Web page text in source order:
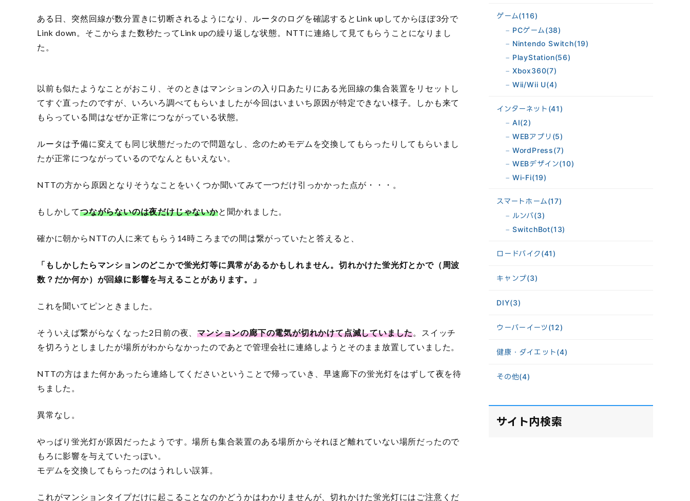
ある日、突然回線が数分置きに切断されるようになり、ルータのログを確認するとLink upしてからほぼ3分で
Link down。そこからまた数秒たってLink upの繰り返しな状態。NTTに連絡して見てもらうことになりまし
た。
以前も似たようなことがおこり、そのときはマンションの入り口あたりにある光回線の集合装置をリセットし
てすぐ直ったのですが、いろいろ調べてもらいましたが今回はいまいち原因が特定できない様子。しかも来て
もらっている間はなぜか正常につながっている状態。
ルータは予備に変えても同じ状態だったので問題なし、念のためモデムを交換してもらったりしてもらいまし
たが正常につながっているのでなんともいえない。
NTTの方から原因となりそうなことをいくつか聞いてみて一つだけ引っかかった点が・・・。
もしかしてつながらないのは夜だけじゃないかと聞かれました。
確かに朝からNTTの人に来てもらう14時ころまでの間は繋がっていたと答えると、
「もしかしたらマンションのどこかで蛍光灯等に異常があるかもしれません。切れかけた蛍光灯とかで（周波
数？だか何か）が回線に影響を与えることがあります。」
これを聞いてピンときました。
そういえば繋がらなくなった2日前の夜、マンションの廊下の電気が切れかけて点滅していました。スイッチ
を切ろうとしましたが場所がわからなかったのであとで管理会社に連絡しようとそのまま放置していました。
NTTの方はまた何かあったら連絡してくださいということで帰っていき、早速廊下の蛍光灯をはずして夜を待
ちました。
異常なし。
やっぱり蛍光灯が原因だったようです。場所も集合装置のある場所からそれほど離れていない場所だったので
もろに影響を与えていたっぽい。
モデムを交換してもらったのはうれしい誤算。
これがマンションタイプだけに起こることなのかどうかはわかりませんが、切れかけた蛍光灯にはご注意くだ
ゲーム(116)
PCゲーム(38)
Nintendo Switch(19)
PlayStation(56)
Xbox360(7)
Wii/Wii U(4)
インターネット (41)
AI(2)
WEBアプリ (5)
WordPress(7)
WEBデザイン(10)
Wi-Fi(19)
スマートホーム(17)
ルンバ(3)
SwitchBot(13)
ロードバイク(41)
キャンプ(3)
DIY(3)
ウーバーイーツ(12)
健康・ダイエット(4)
その他(4)
サイト内検索